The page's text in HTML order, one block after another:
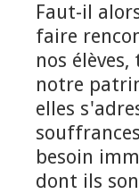
Faut-il
faire
nos
notre
elles
besoin
dont ils